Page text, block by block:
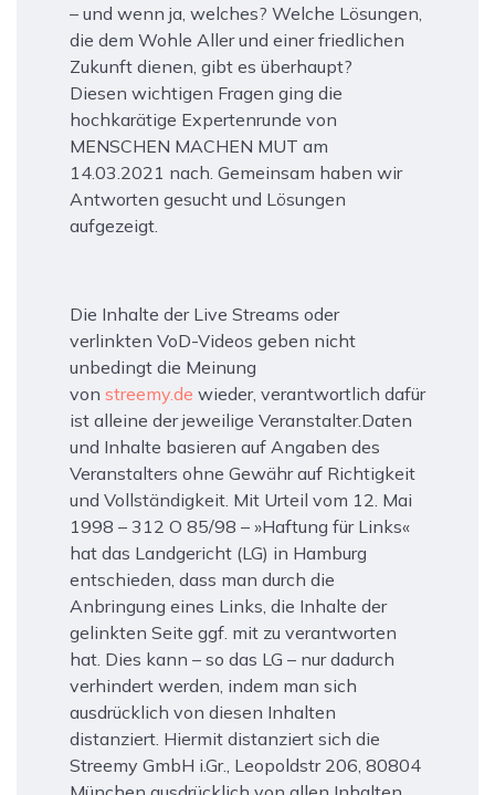
– und wenn ja, welches? Welche Lösungen,
die dem Wohle Aller und einer friedlichen
Zukunft dienen, gibt es überhaupt?
Diesen wichtigen Fragen ging die
hochkarätige Expertenrunde von
MENSCHEN MACHEN MUT am
14.03.2021 nach. Gemeinsam haben wir
Antworten gesucht und Lösungen
aufgezeigt.
Die Inhalte der Live Streams oder
verlinkten VoD-Videos geben nicht
unbedingt die Meinung
von streemy.de wieder, verantwortlich dafür
ist alleine der jeweilige Veranstalter.Daten
und Inhalte basieren auf Angaben des
Veranstalters ohne Gewähr auf Richtigkeit
und Vollständigkeit. Mit Urteil vom 12. Mai
1998 – 312 O 85/98 – »Haftung für Links«
hat das Landgericht (LG) in Hamburg
entschieden, dass man durch die
Anbringung eines Links, die Inhalte der
gelinkten Seite ggf. mit zu verantworten
hat. Dies kann – so das LG – nur dadurch
verhindert werden, indem man sich
ausdrücklich von diesen Inhalten
distanziert. Hiermit distanziert sich die
Streemy GmbH i.Gr., Leopoldstr 206, 80804